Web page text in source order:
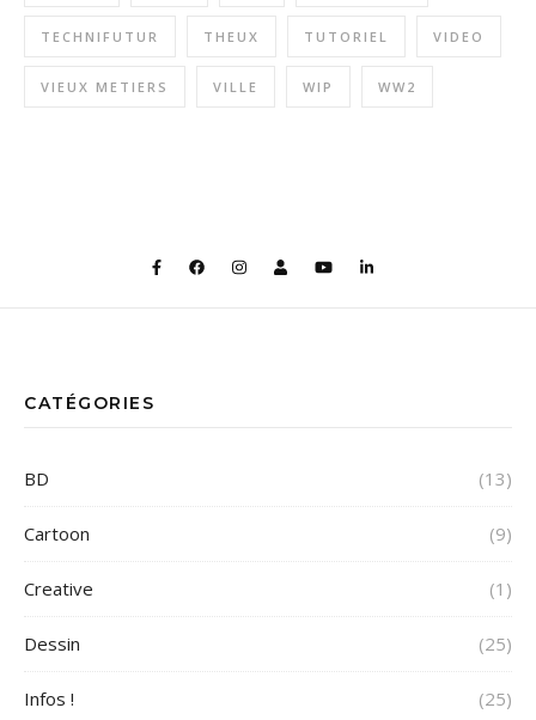
TECHNIFUTUR THEUX TUTORIEL VIDEO
VIEUX METIERS VILLE WIP WW2
CATÉGORIES
BD (13)
Cartoon (9)
Creative (1)
Dessin (25)
Infos ! (25)